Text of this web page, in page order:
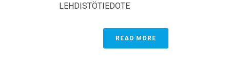
LEHDISTÖTIEDOTE
READ MORE